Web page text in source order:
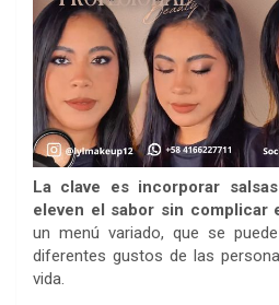
La clave es incorporar
eleven el sabor sin complicar
un menú variado, que se
diferentes gustos de las
vida.